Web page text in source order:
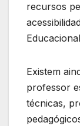
recursos
Existem
professor
técnicas,